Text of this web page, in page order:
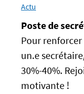
Actu
Poste de
Pour
un.e
30%-40%.
motivante !